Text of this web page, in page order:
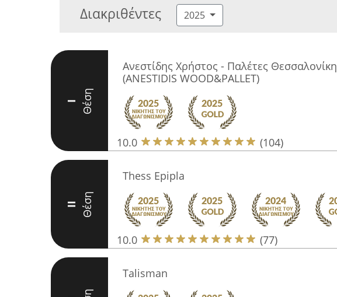
Διακριθέντες 2025
I Θέση
Ανεστίδης Χρήστος - Παλέτες Θεσσαλονίκη
(ANESTIDIS WOOD&PALLET)
10.0 (104)
II Θέση
Thess Epipla
10.0 (77)
Talisman